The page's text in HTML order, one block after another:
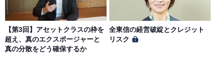
【第3回】アセットクラスの枠を
超え、真のエクスポージャーと
真の分散をどう確保するか
全東信の経営破綻とクレジット
リスク